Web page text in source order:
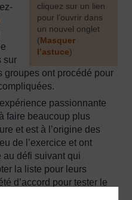
cliquez sur un lien
pour l’ouvrir dans
un nouvel onglet
(Masquer
l’astuce)
]
sur
groupes ont procédé pour
passionnante
faire beaucoup plus
et est à l’origine des
de l’exercice et ont
défi suivant qui
la liste pour leurs
d’accord pour tester le